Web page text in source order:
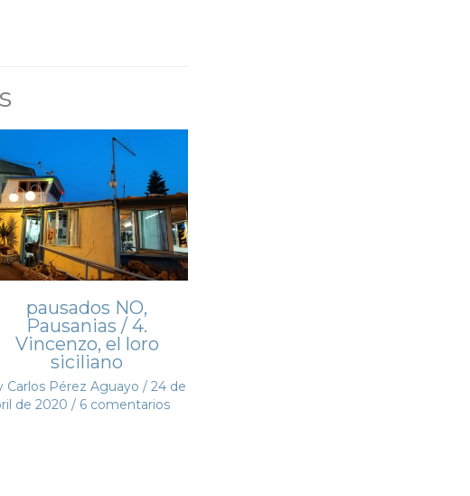
pausados NO,
Pausanias / 4.
Vincenzo, el loro
siciliano
Carlos Pérez Aguayo / 24 de
de 2020 / 6 comentarios